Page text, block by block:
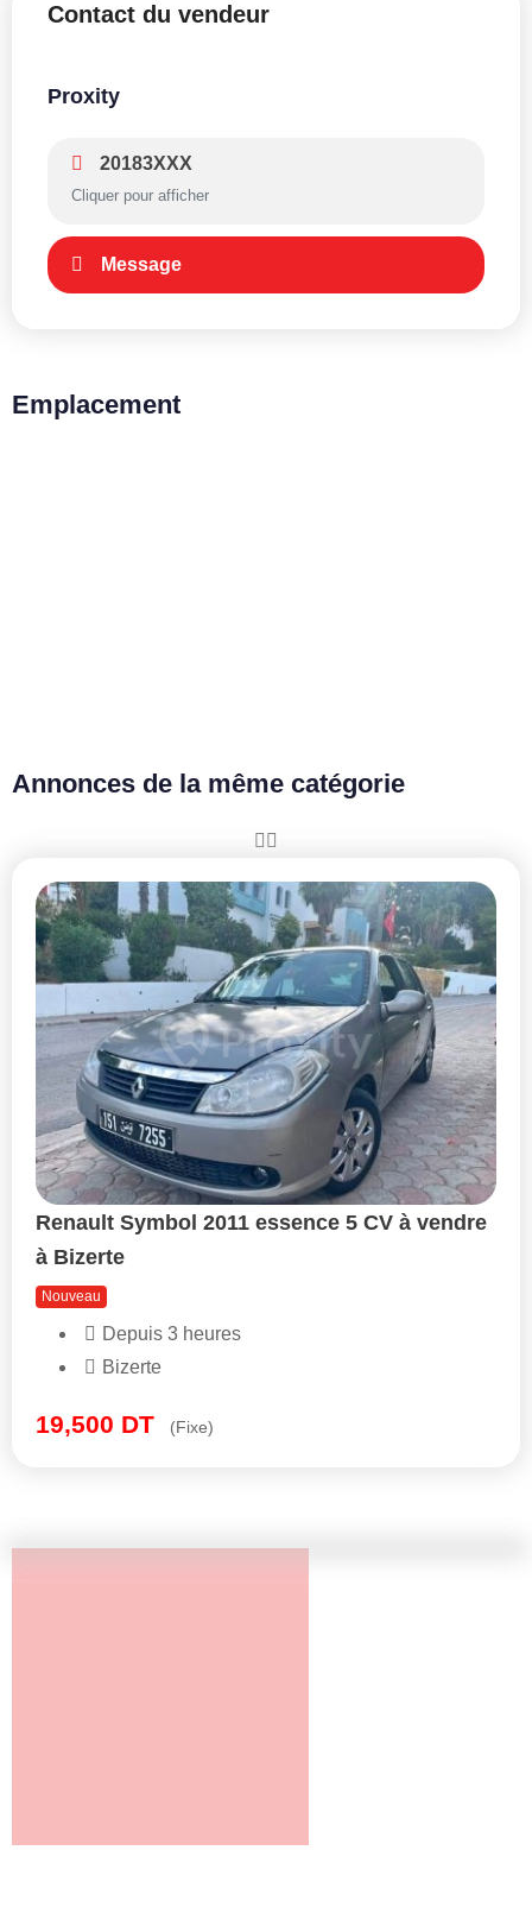
Contact du vendeur
Proxity
20183XXX
Cliquer pour afficher
Message
Emplacement
Annonces de la même catégorie
Renault Symbol 2011 essence 5 CV à vendre
à Bizerte
Nouveau
Depuis 3 heures
Bizerte
19,500 DT (Fixe)